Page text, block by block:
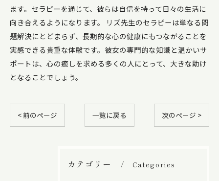
ます。セラピーを通じて、彼らは自信を持って日々の生活に
向き合えるようになります。 リズ先生のセラピーは単なる問
題解決にとどまらず、長期的な心の健康にもつながることを
実感できる貴重な体験です。彼女の専門的な知識と温かいサ
ポートは、心の癒しを求める多くの人にとって、大きな助け
となることでしょう。
< 前のページ 一覧に戻る 次のページ >
カテゴリー Categories